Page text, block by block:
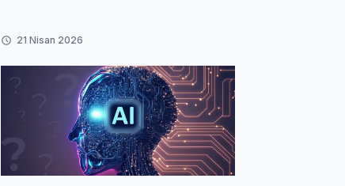
21 Nisan 2026